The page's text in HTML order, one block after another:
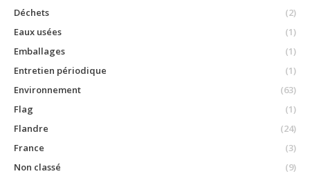
Déchets
(2)
Eaux usées
(1)
Emballages
(1)
Entretien périodique
(1)
Environnement
(63)
Flag
(1)
Flandre
(24)
France
(3)
Non classé
(9)